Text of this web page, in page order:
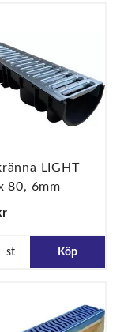
LIGHT
80, 6mm
st Köp